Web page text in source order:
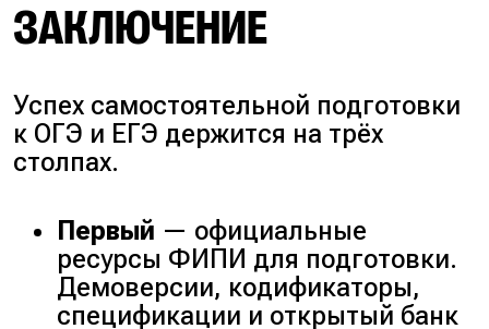
ЗАКЛЮЧЕНИЕ
Успех самостоятельной подготовки
к ОГЭ и ЕГЭ держится на трёх
столпах.
Первый — официальные
ресурсы ФИПИ для подготовки.
Демоверсии, кодификаторы,
спецификации и открытый банк